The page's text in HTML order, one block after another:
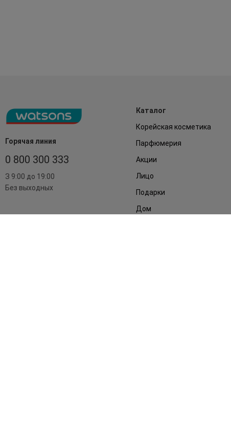
Горячая линия
0 800 300 333
З 9:00 до 19:00
Без выходных
Каталог
Корейская косметика
Парфюмерия
Акции
Лицо
Подарки
Дом